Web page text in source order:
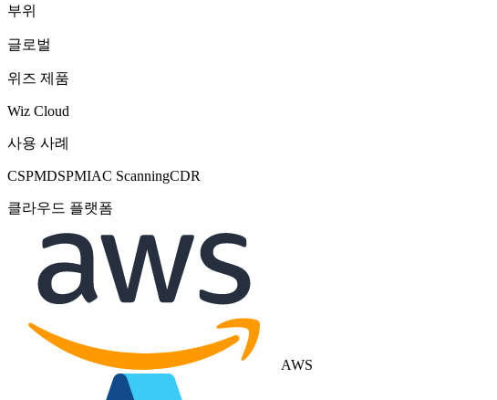
부위
글로벌
위즈 제품
Wiz Cloud
사용 사례
CSPMDSPMIAC ScanningCDR
클라우드 플랫폼
AWS